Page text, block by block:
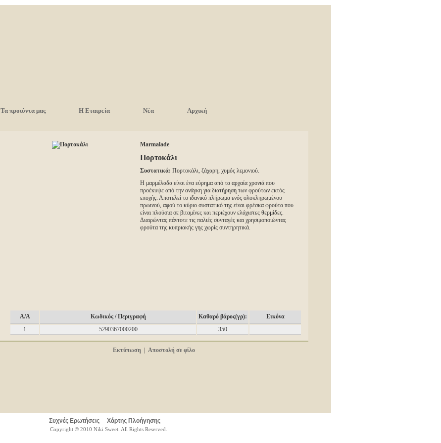
Τα προιόντα μας Η Εταιρεία Νέα Αρχική
Marmalade
Πορτοκάλι
Συστατικά: Πορτοκάλι, ζάχαρη, χυμός λεμονιού.
Η μαρμέλαδα είναι ένα εύρημα από τα αρχαία χρονιά που
προέκυψε από την ανάγκη για διατήρηση των φρούτων εκτός
εποχής. Αποτελεί το ιδανικό πλήρωμα ενός ολοκληρωμένου
πρωινού, αφού το κύριο συστατικό της είναι φρέσκα φρούτα που
είναι πλούσια σε βιταμίνες και περιέχουν ελάχιστες θερμίδες.
Διαιρώντας πάντοτε τις παλιές συνταγές και χρησιμοποιώντας
φρούτα της κυπριακής γης χωρίς συντηρητικά.
A/A Κωδικός / Περιγραφή Καθαρό βάρος(γρ):
Εικόνα
1
5290367000200 350
Εκτύπωση Αποστολή σε φίλο
Συχνές Ερωτήσεις Χάρτης Πλοήγησης
Copyright © 2010 Niki Sweet. All Rights Reserved.